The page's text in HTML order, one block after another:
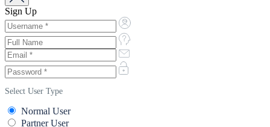
Sign Up
Select User Type
Normal User
Partner User